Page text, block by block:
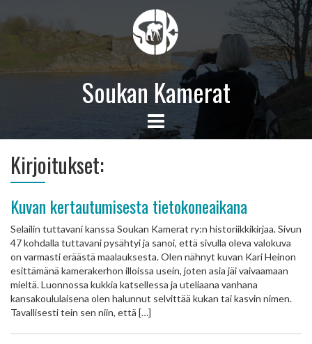
Soukan Kamerat
Kirjoitukset:
Kuvan kertautumisesta tietokoneaikana
Selailin tuttavani kanssa Soukan Kamerat ry:n historiikkikirjaa. Sivun
47 kohdalla tuttavani pysähtyi ja sanoi, että sivulla oleva valokuva
on varmasti eräästä maalauksesta. Olen nähnyt kuvan Kari Heinon
esittämänä kamerakerhon illoissa usein, joten asia jäi vaivaamaan
mieltä. Luonnossa kukkia katsellessa ja uteliaana vanhana
kansakoululaisena olen halunnut selvittää kukan tai kasvin nimen.
Tavallisesti tein sen niin, että […]